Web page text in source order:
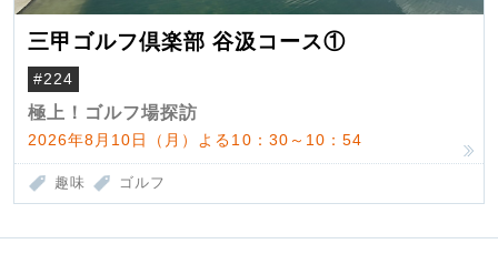
三甲ゴルフ倶楽部 谷汲コース①
#224
極上！ゴルフ場探訪
2026年8月10日（月）よる10：30～10：54
趣味 ゴルフ